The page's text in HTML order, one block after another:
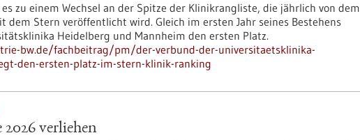
zu einem Wechsel an der Spitze der Klinikrangliste, die jährlich von dem
dem Stern veröffentlicht wird. Gleich im ersten Jahr seines Bestehens
Heidelberg und Mannheim den ersten Platz.
bw.de/fachbeitrag/pm/der-verbund-der-universitaetsklinika-
den-ersten-platz-im-stern-klinik-ranking
2026 verliehen